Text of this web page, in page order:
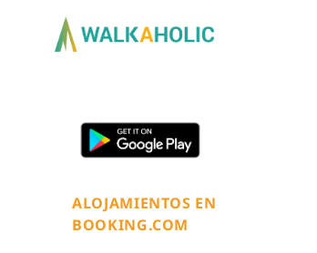
ALOJAMIENTOS EN
BOOKING.COM